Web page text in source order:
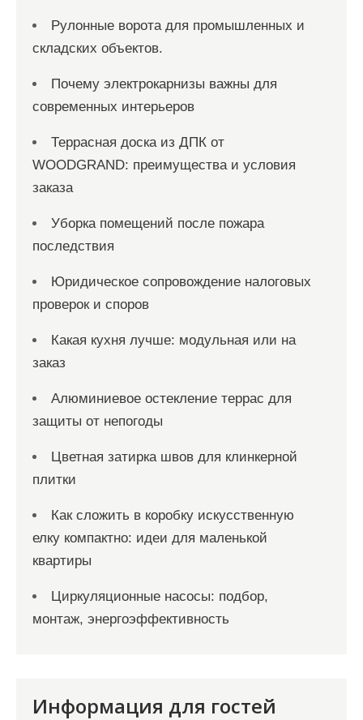
Рулонные ворота для промышленных и
складских объектов.
Почему электрокарнизы важны для
современных интерьеров
Террасная доска из ДПК от
WOODGRAND: преимущества и условия
заказа
Уборка помещений после пожара
последствия
Юридическое сопровождение налоговых
проверок и споров
Какая кухня лучше: модульная или на
заказ
Алюминиевое остекление террас для
защиты от непогоды
Цветная затирка швов для клинкерной
плитки
Как сложить в коробку искусственную
елку компактно: идеи для маленькой
квартиры
Циркуляционные насосы: подбор,
монтаж, энергоэффективность
Информация для гостей